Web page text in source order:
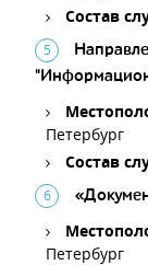
Состав
Петербург
Состав
Петербург